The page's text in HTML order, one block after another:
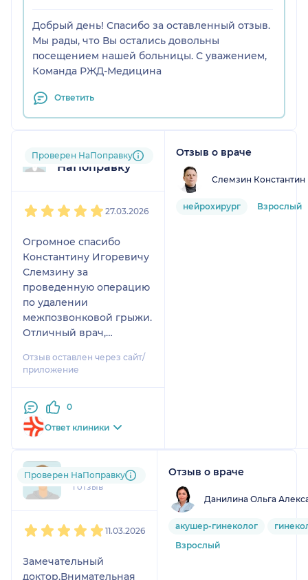
Добрый день! Спасибо за оставленный отзыв.
Мы рады, что Вы остались довольны
посещением нашей больницы. С уважением,
Команда РЖД-Медицина
Ответить
Пользователь
НаПоправку
Проверен НаПоправку
27.03.2026
Огромное спасибо
Константину Игоревичу
Слемзину за
проведенную операцию
по удалении
межпозвонковой грыжи.
Отличный врач,
всё по простому, всё
обьясняет, насильно
заставляет, просто
Отличный человек с
большой буквы! Спасибо
Отзыв оставлен через сайт/
приложение
0
Ответ клиники
Отзыв о враче
Слемзин Константин
нейрохирург Взрослый
tki....@....com
1 отзыв
Проверен НаПоправку
11.03.2026
Замечательный
доктор.Внимательная
Отзыв о враче
Данилина Ольга
акушер-гинеколог
Взрослый